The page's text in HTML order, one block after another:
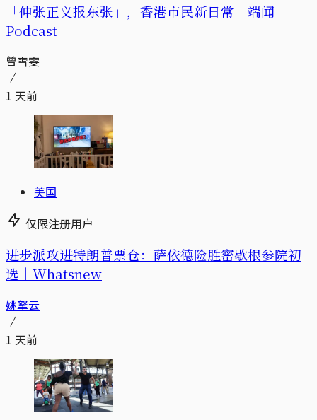
「伸张正义报东张」，香港市民新日常｜端闻
Podcast
曾雪雯
1 天前
美国
仅限注册用户
进步派攻进特朗普票仓：萨依德险胜密歇根参院初
选｜Whatsnew
姚拏云
1 天前